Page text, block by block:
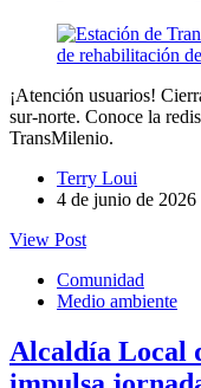
¡Atención usuarios!
sur-norte. Conoce la
TransMilenio.
Terry Loui
4 de junio de 2026
View Post
Comunidad
Medio ambiente
Alcaldía Local